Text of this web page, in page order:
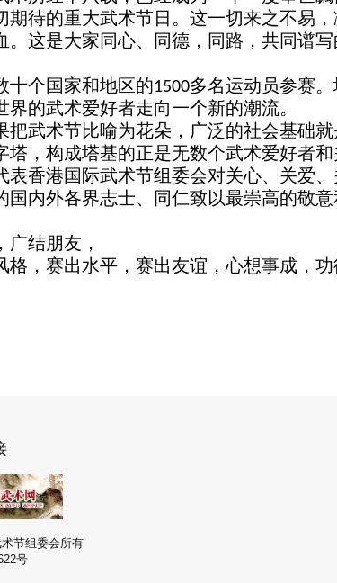
待的重大武术节日。这一切来之不易
这是大家同心、同德， 同路 ，共同谱
十个国家和地区的1500多名运动员参赛。
界的武术爱好者走向一个新的潮流。
武术节比喻为花朵，广泛的社会基础
，构成塔基的正是无数个武术爱好者
香港国际武术节组委会对关心、关爱
内外各界志士、同仁致以最崇高的敬
结朋友，
格，赛出水平，赛出友谊 ，心想事成，功
节组委会所有
号